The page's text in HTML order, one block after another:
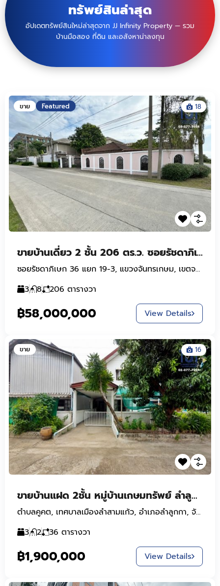
ทรัพย์สินล่าสุด
อัปเดตทรัพย์สินใหม่ล่าสุดจาก JJ Infinity Property — รวม
บ้านมือสอง ที่ดิน และอสังหาน่าลงทุน
ขาย Featured 18
ขายบ้านเดี่ยว 2 ชั้น 206 ตร.ว. ซอยรัชดาภิเษก 32 (ซอยเสือใหญ่) ใกล้ MRT ลาดพร้าว และ BTS รัชโยธิน
ซอยรัชดาภิเษก 36 แยก 19-3, แขวงจันทรเกษม, เขตจตุจักร, กรุงเทพมหานคร, 10900, ประเทศไทย
3
8 206 ตารางวา
฿58,000,000 View Details
ขาย 16
ขายบ้านแฝด 2ชั้น หมู่บ้านเกษมทรัพย์ ลำลูกกา 11 คลองหนึ่ง ซอยรังสิต-นครนายก 46 ใกล้ฟิวเจอร์พาร์ค และรถไฟฟ้า
ตำบลคูคต, เทศบาลเมืองลำสามแก้ว, อำเภอลำลูกกา, จังหวัดปทุมธานี, 12130, ประเทศไทย
3
2 36 ตารางวา
฿1,900,000 View Details